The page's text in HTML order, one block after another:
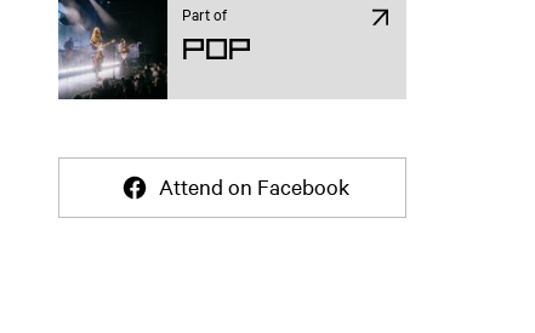
Part of
Pop
Attend on Facebook